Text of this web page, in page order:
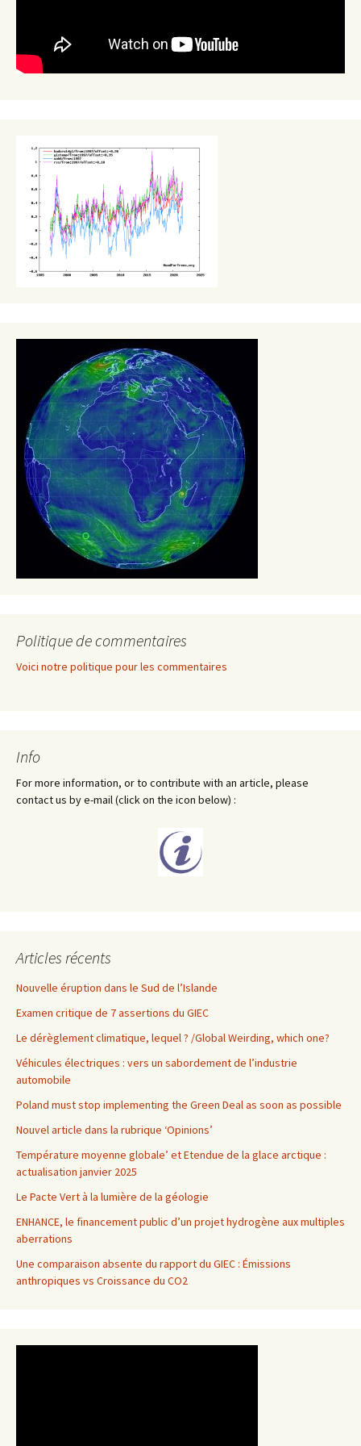
Politique de commentaires
Voici notre politique pour les commentaires
Info
For more information, or to contribute with an article, please
contact us by e-mail (click on the icon below) :
Articles récents
Nouvelle éruption dans le Sud de l’Islande
Examen critique de 7 assertions du GIEC
Le dérèglement climatique, lequel ? /Global Weirding, which one?
Véhicules électriques : vers un sabordement de l’industrie
automobile
Poland must stop implementing the Green Deal as soon as possible
Nouvel article dans la rubrique ‘Opinions’
Température moyenne globale’ et Etendue de la glace arctique :
actualisation janvier 2025
Le Pacte Vert à la lumière de la géologie
ENHANCE, le financement public d’un projet hydrogène aux multiples
aberrations
Une comparaison absente du rapport du GIEC : Émissions
anthropiques vs Croissance du CO2